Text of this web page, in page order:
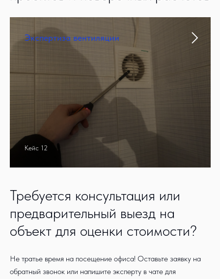
Экспертиза вентиляции
Кейс 12
Требуется консультация или
предварительный выезд на
объект для оценки стоимости?
Не тратье время на посещение офиса! Оставьте заявку на
обратный звонок или напишите эксперту в чате для